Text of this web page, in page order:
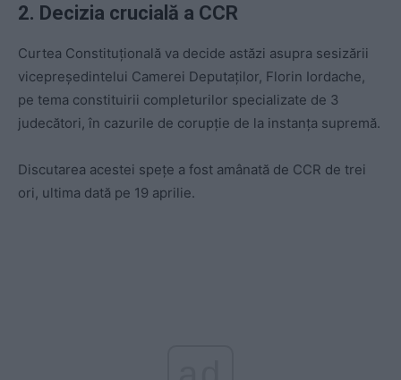
2. Decizia crucială a CCR
Curtea Constituţională va decide astăzi asupra sesizării
vicepreședintelui Camerei Deputaților, Florin Iordache,
pe tema constituirii completurilor specializate de 3
judecători, în cazurile de corupție de la instanța supremă.
Discutarea acestei spețe a fost amânată de CCR de trei
ori, ultima dată pe 19 aprilie.